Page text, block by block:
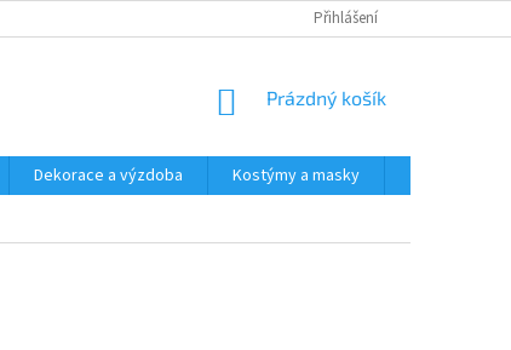
Přihlášení
NÁKUPNÍ
Prázdný košík
Dekorace a výzdoba Kostýmy a masky